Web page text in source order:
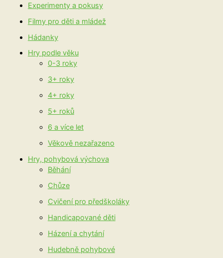
Experimenty a pokusy
Filmy pro děti a mládež
Hádanky
Hry podle věku
0-3 roky
3+ roky
4+ roky
5+ roků
6 a více let
Věkově nezařazeno
Hry, pohybová výchova
Běhání
Chůze
Cvičení pro předškoláky
Handicapované děti
Házení a chytání
Hudebně pohybové